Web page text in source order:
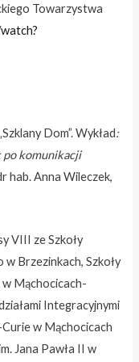
Towarzystwa
Dom”. Wykład:
po komunikacji
hab. Anna Wileczek,
VIII ze Szkoły
Brzezinkach, Szkoły
Mąchocicach-
Integracyjnymi
w Mąchocicach
Jana Pawła II w